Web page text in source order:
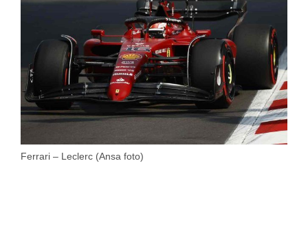
Ferrari – Leclerc (Ansa foto)